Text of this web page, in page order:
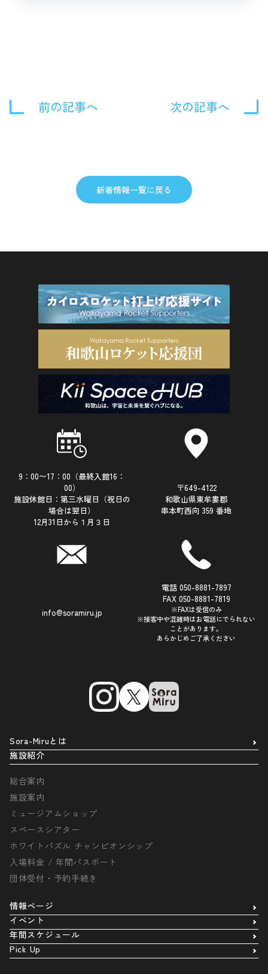
前の記事へ
新着情報一覧に戻る
次の記事へ
9：00〜17：00（最終入館16：
00）
施設休館日：第三水曜日（祝日の
場合は翌日）
12月31日から１月３日
〒649-4122
和歌山県東牟婁郡
串本町西向 359 番地
info@soramiru.jp
電話 050-8881-7897
FAX 050-8881-7819
※FAXは受信のみ
※接客中や混雑時はお電話にでられない
ことがあります。
あらかじめご了承ください
Sora-Miruとは
施設紹介
総合案内
施設案内
ミュージアムショップ
スペースシアター
ホワイトパズル チャンピオンシップ
入場料金 / 年間パスポート
団体受付・予約手続き
情報ページ
イベント
年間スケジュール
Pick Up